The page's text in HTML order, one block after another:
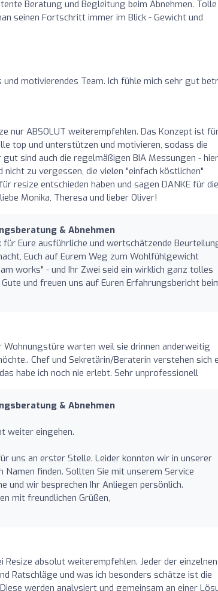
Beratung und Begleitung beim Abnehmen. Tolle
seinen Fortschritt immer im Blick - Gewicht und
motivierendes Team. Ich fühle mich sehr gut
nur ABSOLUT weiterempfehlen. Das Konzept ist
top und unterstützen und motivieren, sodass die
sind auch die regelmäßigen BIA Messungen - hier
zu vergessen, die vielen "einfach köstlichen"
resize entschieden haben und sagen DANKE für die
Monika, Theresa und lieber Oliver!
& Abnehmen
für Eure ausführliche und wertschätzende
Euch auf Eurem Weg zum Wohlfühlgewicht
works" - und Ihr Zwei seid ein wirklich ganz tolles
und freuen uns auf Euren Erfahrungsbericht
warten weil sie drinnen anderweitig
Chef und Sekretärin/Beraterin verstehen sich
habe ich noch nie erlebt. Sehr unprofessionell
& Abnehmen
weiter eingehen.
uns an erster Stelle. Leider konnten wir in unserer
Namen finden. Sollten Sie mit unserem Service
und wir besprechen Ihr Anliegen persönlich.
mit freundlichen Grüßen,
Resize absolut weiterempfehlen. Jeder der einzelnen
Ratschläge und was ich besonders schätze ist die
werden analysiert und gemeinsam an einer